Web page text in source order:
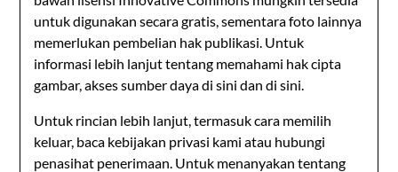
untuk digunakan secara gratis, sementara foto lainnya
memerlukan pembelian hak publikasi. Untuk
informasi lebih lanjut tentang memahami hak cipta
gambar, akses sumber daya di sini dan di sini.
Untuk rincian lebih lanjut, termasuk cara memilih
keluar, baca kebijakan privasi kami atau hubungi
penasihat penerimaan. Untuk menanyakan tentang